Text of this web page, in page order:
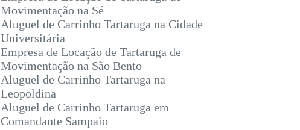
Movimentação na Sé
Aluguel de Carrinho Tartaruga na Cidade
Universitária
Empresa de Locação de Tartaruga de
Movimentação na São Bento
Aluguel de Carrinho Tartaruga na
Leopoldina
Aluguel de Carrinho Tartaruga em
Comandante Sampaio